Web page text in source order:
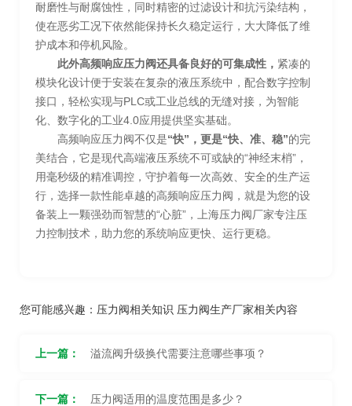
耐磨性与耐腐蚀性，同时精密的过滤设计和抗污染结构，
使在恶劣工况下依然能保持长久稳定运行，大大降低了维
护成本和停机风险。
此外高频响应压力阀还具备良好的可集成性， 紧凑的
模块化设计便于安装在复杂的液压系统中，配合数字控制
接口，轻松实现与PLC或工业总线的无缝对接，为智能
化、数字化的工业4.0应用提供坚实基础。
高频响应压力阀不仅是“快”，更是“快、准、稳”的完
美结合，它是现代高端液压系统不可或缺的“神经末梢”，
用毫秒级的精准调控，守护着每一次高效、安全的生产运
行，选择一款性能卓越的高频响应压力阀，就是为您的设
备装上一颗强劲而智慧的“心脏”，上海压力阀厂家专注压
力控制技术，助力您的系统响应更快、运行更稳。
您可能感兴趣： 压力阀相关知识 压力阀生产厂家相关内容
上一篇： 溢流阀升级换代需要注意哪些事项？
下一篇： 压力阀适用的温度范围是多少？